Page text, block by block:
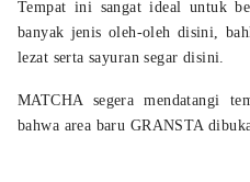
Tempat ini sangat ideal untuk
banyak jenis oleh-oleh disini,
lezat serta sayuran segar disini.
MATCHA segera mendatangi
bahwa area baru GRANSTA